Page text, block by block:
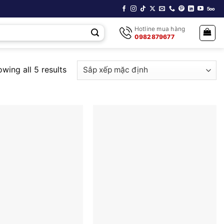
Hotline mua hàng
0982879677
all 5 results